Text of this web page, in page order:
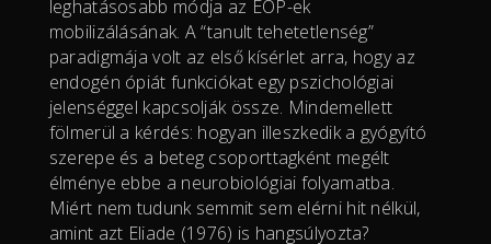
leghatásosabb módja az EOP-ek
mobilizálásának. A “tanult tehetetlenség”
paradigmája volt az első kísérlet arra, hogy az
endogén ópiát funkciókat egy pszichológiai
jelenséggel kapcsolják össze. Mindemellett
fölmerül a kérdés: hogyan illeszkedik a gyógyító
szerepe és a beteg csoporttagként megélt
élménye ebbe a neurobiológiai folyamatba.
Miért nem tudunk semmit sem elérni hit nélkül,
amint azt Eliade (1976) is hangsúlyozta?